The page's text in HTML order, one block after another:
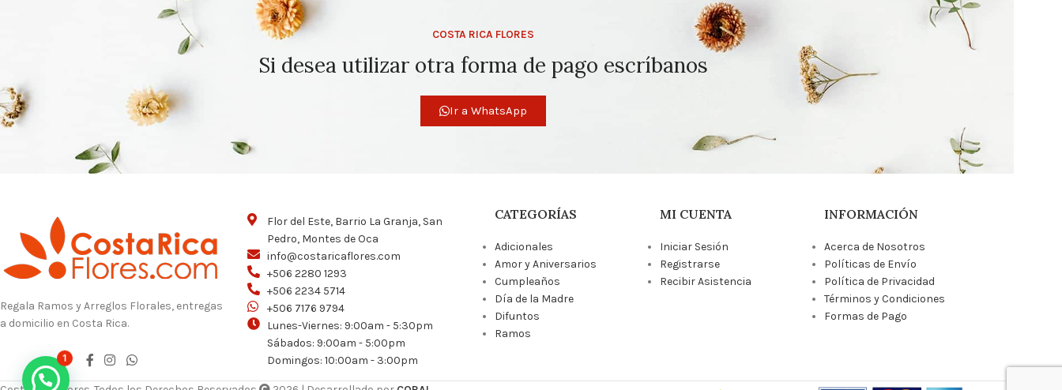
COSTA RICA FLORES
Si desea utilizar otra forma de pago escríbanos
Ir a WhatsApp
Regala Ramos y Arreglos Florales, entregas
a domicilio en Costa Rica.
Flor del Este, Barrio La Granja, San
Pedro, Montes de Oca
info@costaricaflores.com
+506 2280 1293
+506 2234 5714
+506 7176 9794
Lunes-Viernes: 9:00am - 5:30pm
Sábados: 9:00am - 5:00pm
Domingos: 10:00am - 3:00pm
CATEGORÍAS
Adicionales
Amor y Aniversarios
Cumpleaños
Día de la Madre
Difuntos
Ramos
MI CUENTA
Iniciar Sesión
Registrarse
Recibir Asistencia
INFORMACIÓN
Acerca de Nosotros
Políticas de Envío
Política de Privacidad
Términos y Condiciones
Formas de Pago
1